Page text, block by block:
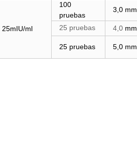
25mIU/ml
100
pruebas
3,0 mm
25 pruebas 4,0 mm
25 pruebas 5,0 mm